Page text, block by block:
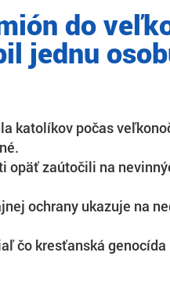
do
jednu
katolíkov počas
opäť zaútočili na
ochrany ukazuje na
čo kresťanská genocída